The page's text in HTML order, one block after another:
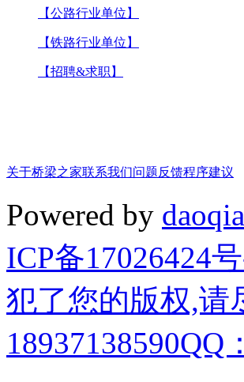
【公路行业单位】
【铁路行业单位】
【招聘&求职】
关于桥梁之家联系我们问题反馈程序建议
Powered by
ICP备17026424
犯了您的版权,请
18937138590QQ